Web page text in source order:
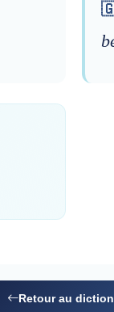
Retour au